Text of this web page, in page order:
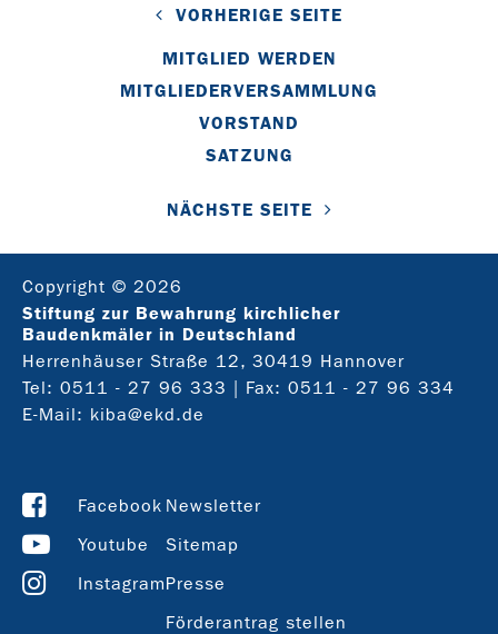
VORHERIGE SEITE
MITGLIED WERDEN
MITGLIEDERVERSAMMLUNG
VORSTAND
SATZUNG
NÄCHSTE SEITE
Copyright © 2026
Stiftung zur Bewahrung kirchlicher
Baudenkmäler in Deutschland
Herrenhäuser Straße 12, 30419 Hannover
Tel: 0511 - 27 96 333 | Fax: 0511 - 27 96 334
E-Mail: kiba@ekd.de
Facebook
Youtube
Instagram
Newsletter
Sitemap
Presse
Förderantrag stellen